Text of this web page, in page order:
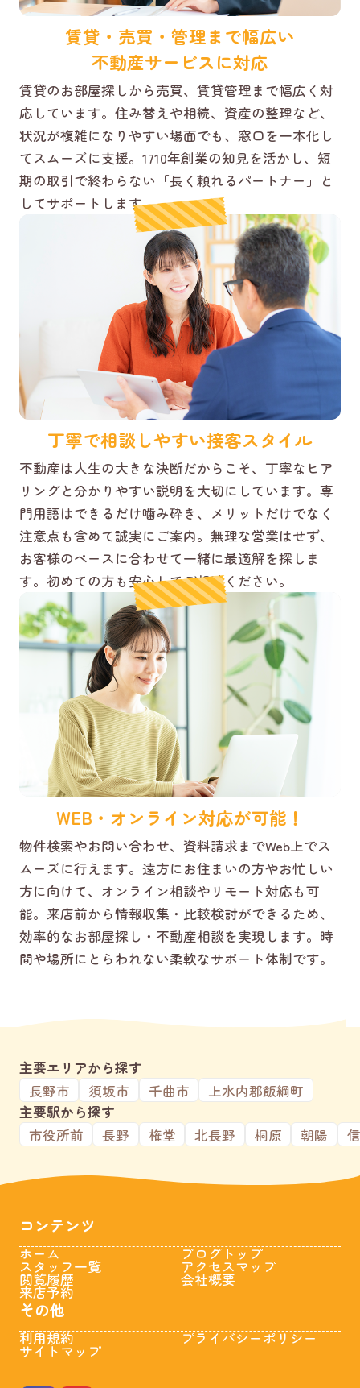
賃貸・売買・管理まで幅広い
不動産サービスに対応
賃貸のお部屋探しから売買、賃貸管理まで幅広く対
応しています。住み替えや相続、資産の整理など、
状況が複雑になりやすい場面でも、窓口を一本化し
てスムーズに支援。1710年創業の知見を活かし、短
期の取引で終わらない「長く頼れるパートナー」と
してサポートします。
丁寧で相談しやすい接客スタイル
不動産は人生の大きな決断だからこそ、丁寧なヒア
リングと分かりやすい説明を大切にしています。専
門用語はできるだけ噛み砕き、メリットだけでなく
注意点も含めて誠実にご案内。無理な営業はせず、
お客様のペースに合わせて一緒に最適解を探しま
す。初めての方も安心してご相談ください。
WEB・オンライン対応が可能！
物件検索やお問い合わせ、資料請求までWeb上でス
ムーズに行えます。遠方にお住まいの方やお忙しい
方に向けて、オンライン相談やリモート対応も可
能。来店前から情報収集・比較検討ができるため、
効率的なお部屋探し・不動産相談を実現します。時
間や場所にとらわれない柔軟なサポート体制です。
主要エリアから探す
長野市
須坂市 千曲市
上水内郡飯綱町
主要駅から探す
市役所前
長野 権堂 北長野 桐原 朝陽
コンテンツ
ホーム
スタッフ一覧
閲覧履歴
来店予約
ブログトップ
アクセスマップ
会社概要
その他
利用規約
サイトマップ
プライバシーポリシー